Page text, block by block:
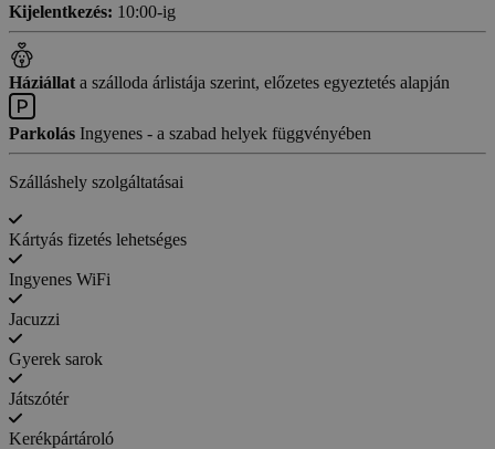
Kijelentkezés: 10:00-ig
Háziállat a szálloda árlistája szerint, előzetes egyeztetés alapján
Parkolás Ingyenes - a szabad helyek függvényében
Szálláshely szolgáltatásai
Kártyás fizetés lehetséges
Ingyenes WiFi
Jacuzzi
Gyerek sarok
Játszótér
Kerékpártároló